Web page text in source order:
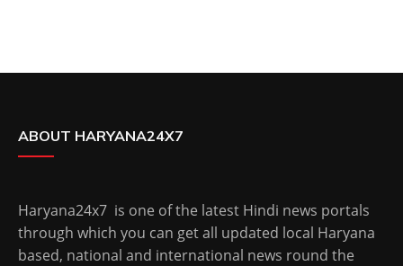
ABOUT HARYANA24X7
Haryana24x7 is one of the latest Hindi news portals
through which you can get all updated local Haryana
based, national and international news round the